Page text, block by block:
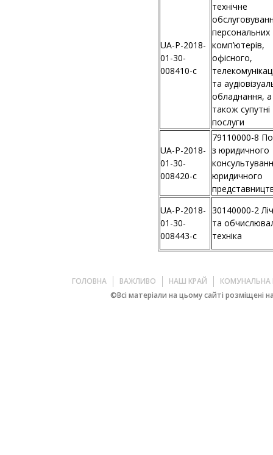
UA-P-2018-
01-30-
008410-c
технічне
персональних
комп’ютерів,
офісного,
та
обладнання, а
також супутні
послуги
UA-P-2018-
01-30-
008420-c
79110000-8
з юридичного
юридичного
UA-P-2018-
01-30-
008443-c
30140000-2
та
техніка
ГОЛОВНА ВАЖЛИВО НАШ КРАЙ
КОМУНАЛЬНА
©Всі матеріали на цьому сайті розміщені